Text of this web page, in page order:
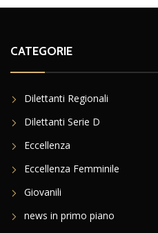
CATEGORIE
Dilettanti Regionali
Dilettanti Serie D
Eccellenza
Eccellenza Femminile
Giovanili
news in primo piano